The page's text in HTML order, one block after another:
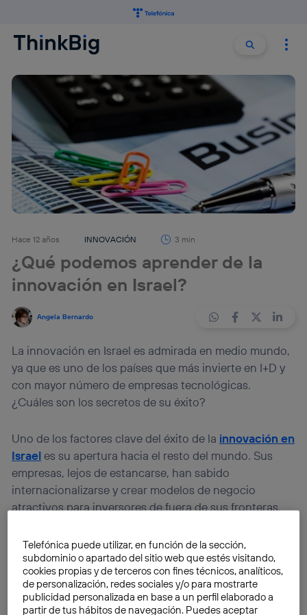
Buscar
Hace 12 años INNOVACIÓN 3 min
¿Qué podemos aprender de la
innovación en Israel?
Angela Bernardo
La innovación en Israel es admirada en medio mundo,
ya que es uno de los países que más invierte en I+D y
con mayor número de empresas tecnológicas.
¿Cuáles son los secretos de su éxito?
Uno de los factores clave del éxito de la innovación en
Israeles su apertura hacia el resto del mundo. Sus
empresas, lejos de estancarse, han sabido
internacionalizarse y crear modelos de negocio
atractivos para inversores de fuera de sus fronteras.
basada en el conocimiento. ¿Pero cuáles son los
pilares de su éxito?
En primer lugar, Israel ha invertido mucho en
investigación y desarrollo. Conscientes de quela
Telefónica puede utilizar, en función de la sección,
subdominio o apartado del sitio web que estés visitando,
cookies propias y de terceros con fines técnicos, analíticos,
de personalización, redes sociales y/o para mostrarte
publicidad personalizada en base a un perfil elaborado a
partir de tus hábitos de navegación. Puedes aceptar